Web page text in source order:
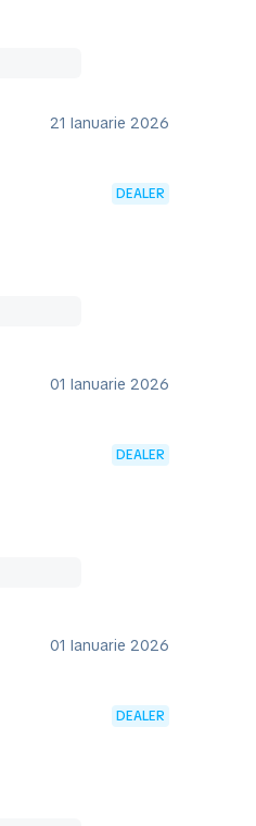
21 Ianuarie 2026
DEALER
01 Ianuarie 2026
DEALER
01 Ianuarie 2026
DEALER